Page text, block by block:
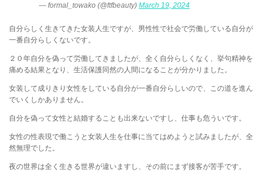
— formal_towako (@ftfbeauty) March 19, 2024
自分らしく生きてきた女装人生ですが、男性性で社会で労働している自分が
一番自分らしくないです。
２０年自分を偽って労働してきましたが、全く自分らしくなく、挙句精神を
痛める結果となり、生活保護同然の人間になることが分かりました。
女装して成りきり女性をしている自分が一番自分らしいので、この道を進ん
でいくしかありません。
自分を偽って女性と結婚することも出来ないですし、仕事も危ういです。
女性の性表現で働こうと女装人生を仕事に当てはめようと試みましたが、全
然無理でした。
夜の世界は全く生きる世界が違いますし、その前にまず接客が苦手です。